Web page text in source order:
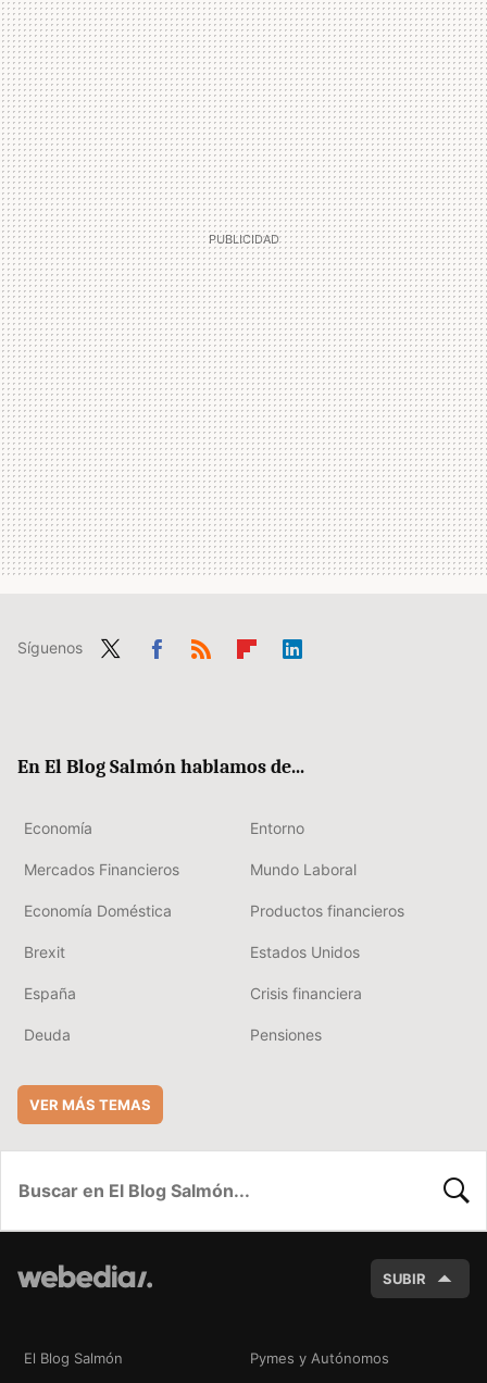
Síguenos
En El Blog Salmón hablamos de...
Economía Entorno
Mercados Financieros Mundo Laboral
Economía Doméstica Productos financieros
Brexit Estados Unidos
España Crisis financiera
Deuda Pensiones
VER MÁS TEMAS
SUBIR
El Blog Salmón Pymes y Autónomos